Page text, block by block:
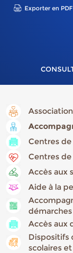
Exporter en PDF
Centres de
Centres
Accès aux
Aide à la
Accès aux
Dispositifs
scolaires